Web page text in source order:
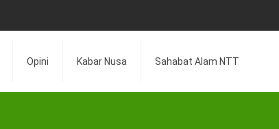
Opini Kabar Nusa Sahabat Alam NTT